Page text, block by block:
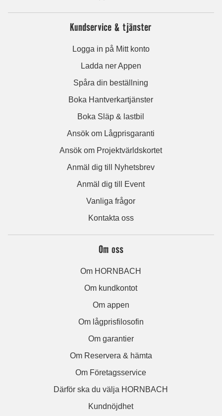
Kundservice & tjänster
Logga in på Mitt konto
Ladda ner Appen
Spåra din beställning
Boka Hantverkartjänster
Boka Släp & lastbil
Ansök om Lågprisgaranti
Ansök om Projektvärldskortet
Anmäl dig till Nyhetsbrev
Anmäl dig till Event
Vanliga frågor
Kontakta oss
Om oss
Om HORNBACH
Om kundkontot
Om appen
Om lågprisfilosofin
Om garantier
Om Reservera & hämta
Om Företagsservice
Därför ska du välja HORNBACH
Kundnöjdhet